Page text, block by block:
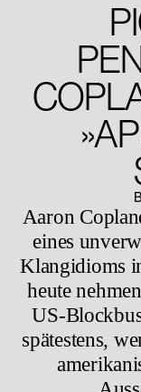
Aaron
eines
Klangidioms
heute
US-
spätestens,